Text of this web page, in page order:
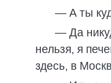
— А ты
— Да
нельзя, я
здесь, в